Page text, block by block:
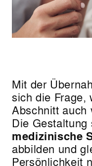
Mit der
sich die Frage,
Abschnitt auch
Die Gestaltung
medizinische
abbilden und
Persönlichkeit